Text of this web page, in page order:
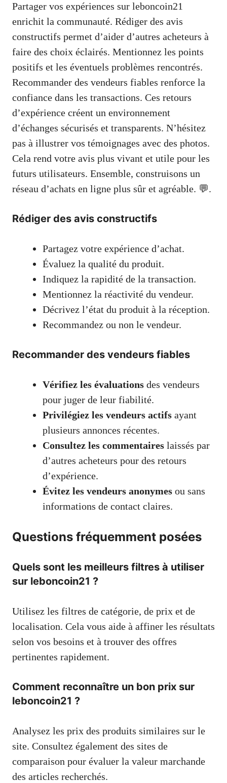
Partager vos expériences sur leboncoin21
enrichit la communauté. Rédiger des avis
constructifs permet d’aider d’autres acheteurs à
faire des choix éclairés. Mentionnez les points
positifs et les éventuels problèmes rencontrés.
Recommander des vendeurs fiables renforce la
confiance dans les transactions. Ces retours
d’expérience créent un environnement
d’échanges sécurisés et transparents. N’hésitez
pas à illustrer vos témoignages avec des photos.
Cela rend votre avis plus vivant et utile pour les
futurs utilisateurs. Ensemble, construisons un
réseau d’achats en ligne plus sûr et agréable. 💬.
Rédiger des avis constructifs
Partagez votre expérience d’achat.
Évaluez la qualité du produit.
Indiquez la rapidité de la transaction.
Mentionnez la réactivité du vendeur.
Décrivez l’état du produit à la réception.
Recommandez ou non le vendeur.
Recommander des vendeurs fiables
Vérifiez les évaluations des vendeurs
pour juger de leur fiabilité.
Privilégiez les vendeurs actifs ayant
plusieurs annonces récentes.
Consultez les commentaires laissés par
d’autres acheteurs pour des retours
d’expérience.
Évitez les vendeurs anonymes ou sans
informations de contact claires.
Questions fréquemment posées
Quels sont les meilleurs filtres à utiliser
sur leboncoin21 ?
Utilisez les filtres de catégorie, de prix et de
localisation. Cela vous aide à affiner les résultats
selon vos besoins et à trouver des offres
pertinentes rapidement.
Comment reconnaître un bon prix sur
leboncoin21 ?
Analysez les prix des produits similaires sur le
site. Consultez également des sites de
comparaison pour évaluer la valeur marchande
des articles recherchés.